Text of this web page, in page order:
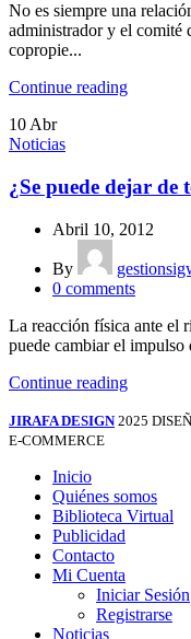
No es siempre una
administrador y el comité
copropie...
Continue reading
10Abr
Noticias
¿Se puede dejar de
Abril 10, 2012
By
0 comments
La reacción física ante el
puede cambiar el impulso
Continue reading
JIRAFA DESIGN 2025
E-COMMERCE
Inicio
Quiénes somos
Biblioteca Virtual
Publicidad
Contacto
Mi Cuenta
Iniciar Sesión
Registrarse
Noticias